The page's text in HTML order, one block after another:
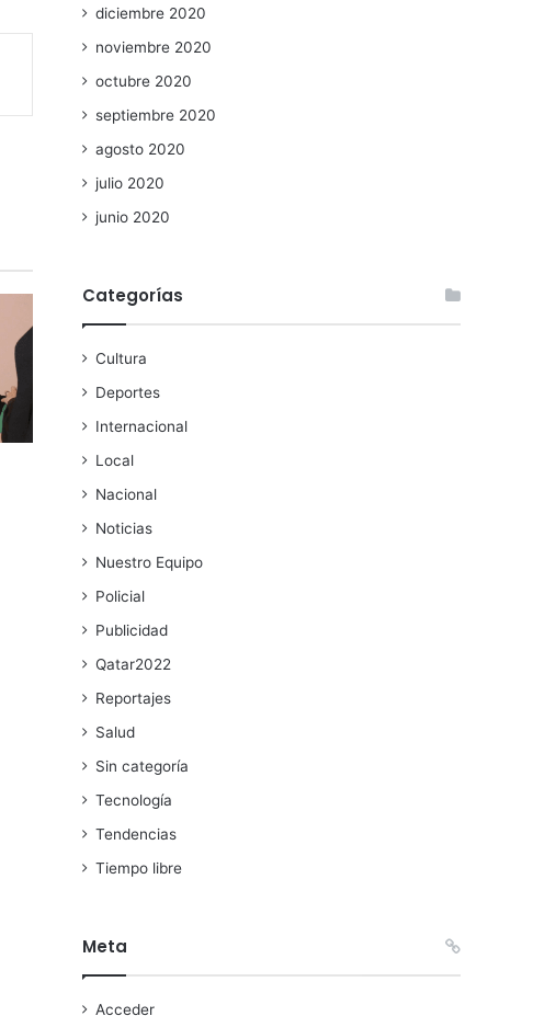
diciembre 2020
noviembre 2020
octubre 2020
septiembre 2020
agosto 2020
julio 2020
junio 2020
Categorías
Cultura
Deportes
Internacional
Local
Nacional
Noticias
Nuestro Equipo
Policial
Publicidad
Qatar2022
Reportajes
Salud
Sin categoría
Tecnología
Tendencias
Tiempo libre
Meta
Acceder